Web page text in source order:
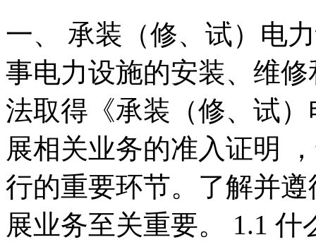
一、 承装（修、试）电
事电力设施的安装、维
法取得《承装（修、试
展相关业务的准入证明
行的重要环节。了解并
展业务至关重要。 1.1